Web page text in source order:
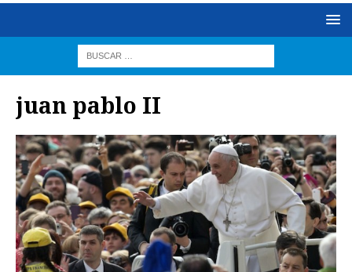
juan pablo II